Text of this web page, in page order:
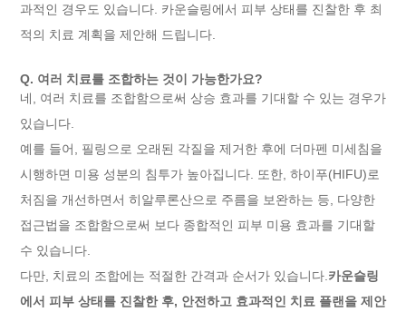
과적인 경우도 있습니다. 카운슬링에서 피부 상태를 진찰한 후 최
적의 치료 계획을 제안해 드립니다.
Q. 여러 치료를 조합하는 것이 가능한가요?
네, 여러 치료를 조합함으로써 상승 효과를 기대할 수 있는 경우가
있습니다.
예를 들어, 필링으로 오래된 각질을 제거한 후에 더마펜 미세침을
시행하면 미용 성분의 침투가 높아집니다. 또한, 하이푸(HIFU)로
처짐을 개선하면서 히알루론산으로 주름을 보완하는 등, 다양한
접근법을 조합함으로써 보다 종합적인 피부 미용 효과를 기대할
수 있습니다.
다만, 치료의 조합에는 적절한 간격과 순서가 있습니다. 카운슬링
에서 피부 상태를 진찰한 후, 안전하고 효과적인 치료 플랜을 제안